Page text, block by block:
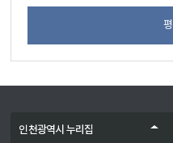
인천광역시 누리집